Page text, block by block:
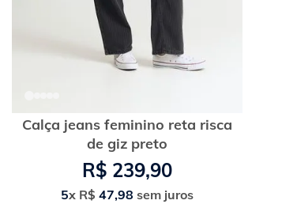
Calça jeans feminino reta risca
de giz preto
R$ 239,90
5x R$ 47,98 sem juros